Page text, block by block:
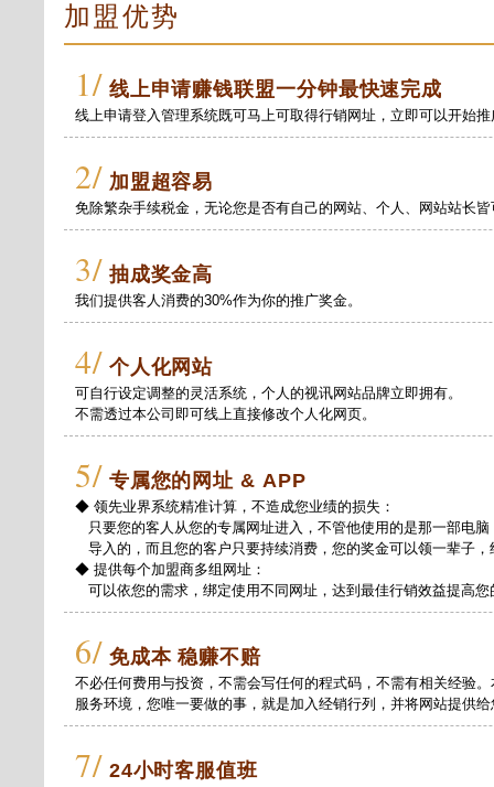
加盟优势
1/ 线上申请赚钱联盟一分钟最快速完成
线上申请登入管理系统既可马上可取得行销网址，立即可以开始
2/ 加盟超容易
免除繁杂手续税金，无论您是否有自己的网站、个人、网站站长
3/ 抽成奖金高
我们提供客人消费的30%作为你的推广奖金。
4/ 个人化网站
可自行设定调整的灵活系统，个人的视讯网站品牌立即拥有。
不需透过本公司即可线上直接修改个人化网页。
5/ 专属您的网址 & APP
◆ 领先业界系统精准计算，不造成您业绩的损失：
只要您的客人从您的专属网址进入，不管他使用的是那一部电
导入的，而且您的客户只要持续消费，您的奖金可以领一辈子
◆ 提供每个加盟商多组网址：
可以依您的需求，绑定使用不同网址，达到最佳行销效益提高您
6/ 免成本 稳赚不赔
不必任何费用与投资，不需会写任何的程式码，不需有相关经验
服务环境，您唯一要做的事，就是加入经销行列，并将网站提供
7/ 24小时客服值班